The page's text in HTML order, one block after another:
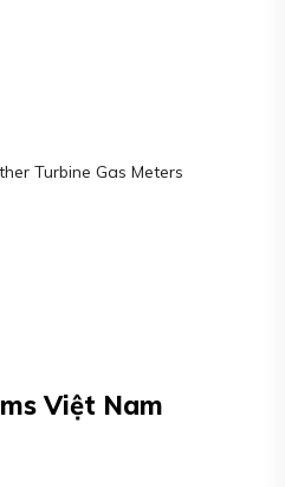
Turbine Gas Meters
Việt Nam